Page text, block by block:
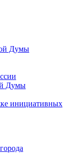
Думы
Думы
инициативных